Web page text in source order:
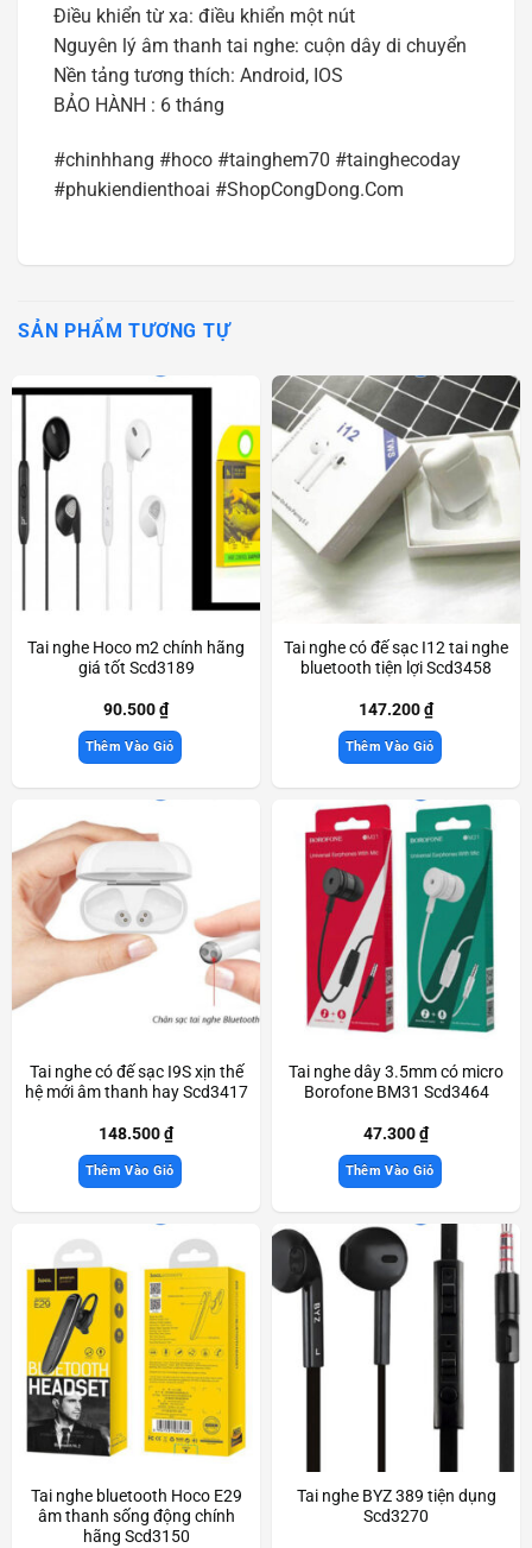
Điều khiển từ xa: điều khiển một nút
Nguyên lý âm thanh tai nghe: cuộn dây di chuyển
Nền tảng tương thích: Android, IOS
BẢO HÀNH : 6 tháng
#chinhhang #hoco #tainghem70 #tainghecoday
#phukiendienthoai #ShopCongDong.Com
SẢN PHẨM TƯƠNG TỰ
Tai nghe Hoco m2 chính hãng
giá tốt Scd3189
90.500₫
Thêm Vào Giỏ
Tai nghe có đế sạc I12 tai nghe
bluetooth tiện lợi Scd3458
147.200₫
Thêm Vào Giỏ
Tai nghe có đế sạc I9S xịn thế
hệ mới âm thanh hay Scd3417
148.500₫
Thêm Vào Giỏ
Tai nghe dây 3.5mm có micro
Borofone BM31 Scd3464
47.300₫
Thêm Vào Giỏ
Tai nghe bluetooth Hoco E29
âm thanh sống động chính
hãng Scd3150
Tai nghe BYZ 389 tiện dụng
Scd3270